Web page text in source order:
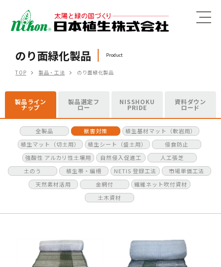
MENU
のり面緑化製品 Product
TOP 製品・工法 のり面緑化製品
製品ライン
ナップ
製品選定フ
ロー
NISSHOKU
PRIDE
資料ダウン
ロード
全製品 獣害対策
植生基材マット（軟岩用）
植生マット（切土用）
植生シート（盛土用）
侵食防止
強酸性 アルカリ性土壌用
自然侵入促進工
人工張芝
土のう
植生帯・編柵 NETIS 登録工法
市場単価工法
天然素材活用
金網付
繊維ネット吹付資材
土木資材